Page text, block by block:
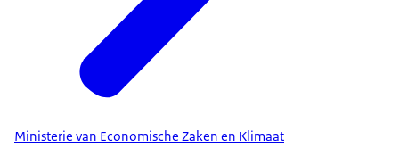
Ministerie van Economische Zaken en Klimaat